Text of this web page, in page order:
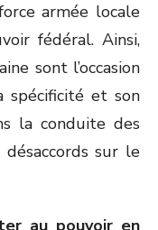
armée locale
fédéral. Ainsi,
sont l’occasion
spécificité et son
la conduite des
sur le
au pouvoir en